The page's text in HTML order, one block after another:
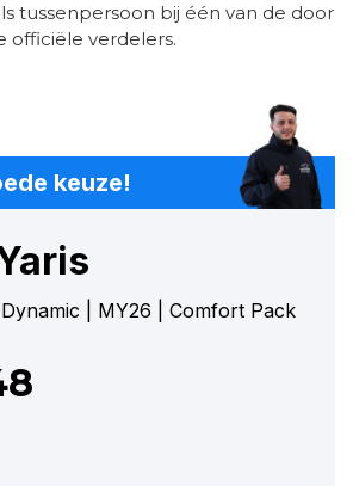
tussenpersoon bij één van de door
officiële verdelers.
keuze!
Dynamic | MY26 | Comfort Pack